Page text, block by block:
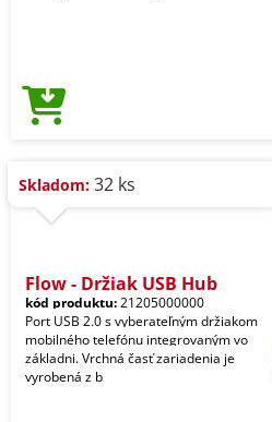
Skladom: 32 ks
Flow - Držiak USB Hub
kód produktu:21205000000
Port USB 2.0 s vyberateľným držiakom
mobilného telefónu integrovaným vo
základni. Vrchná časť zariadenia je
vyrobená z b